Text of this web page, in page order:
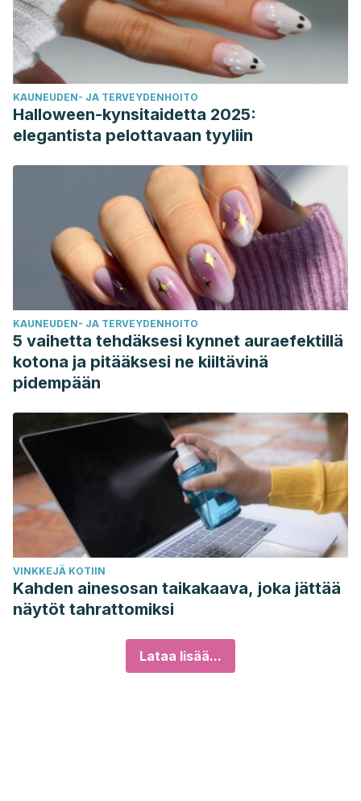
KAUNEUDEN- JA TERVEYDENHOITO
Halloween-kynsitaidetta 2025:
elegantista pelottavaan tyyliin
KAUNEUDEN- JA TERVEYDENHOITO
5 vaihetta tehdäksesi kynnet auraefektillä
kotona ja pitääksesi ne kiiltävinä
pidempään
VINKKEJÄ KOTIIN
Kahden ainesosan taikakaava, joka jättää
näytöt tahrattomiksi
Lataa lisää...